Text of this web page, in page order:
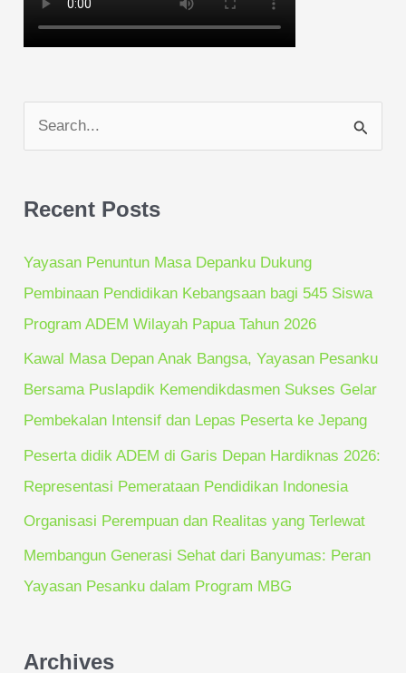
c
h
f
Recent Posts
Yayasan Penuntun Masa Depanku Dukung
Pembinaan Pendidikan Kebangsaan bagi 545 Siswa
Program ADEM Wilayah Papua Tahun 2026
Kawal Masa Depan Anak Bangsa, Yayasan Pesanku
Bersama Puslapdik Kemendikdasmen Sukses Gelar
Pembekalan Intensif dan Lepas Peserta ke Jepang
Peserta didik ADEM di Garis Depan Hardiknas 2026:
Representasi Pemerataan Pendidikan Indonesia
Organisasi Perempuan dan Realitas yang Terlewat
Membangun Generasi Sehat dari Banyumas: Peran
Yayasan Pesanku dalam Program MBG
Archives